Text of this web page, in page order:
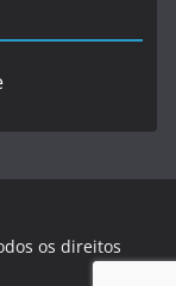
os direitos